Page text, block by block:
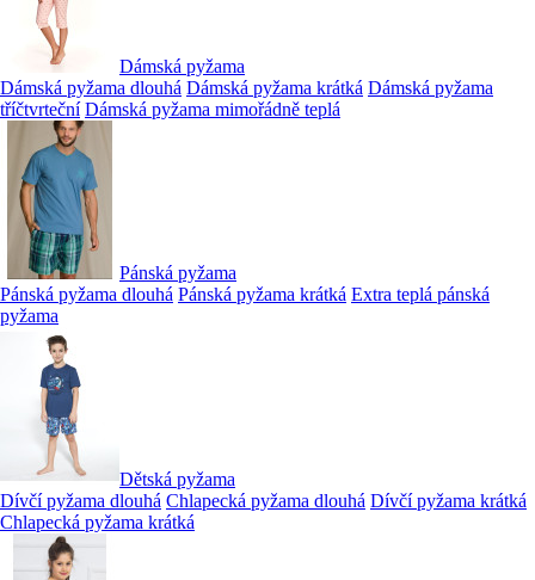
Dámská pyžama
Dámská pyžama dlouhá Dámská pyžama krátká Dámská pyžama
tříčtvrteční Dámská pyžama mimořádně teplá
Pánská pyžama
Pánská pyžama dlouhá Pánská pyžama krátká Extra teplá pánská
pyžama
Dětská pyžama
Dívčí pyžama dlouhá Chlapecká pyžama dlouhá Dívčí pyžama krátká
Chlapecká pyžama krátká